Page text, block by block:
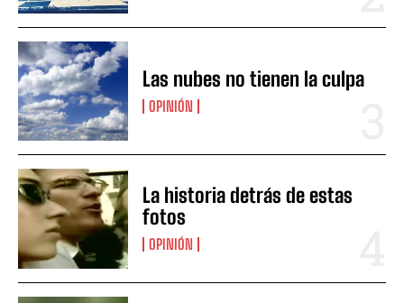
Las nubes no tienen la culpa
OPINIÓN
La historia detrás de estas
fotos
OPINIÓN